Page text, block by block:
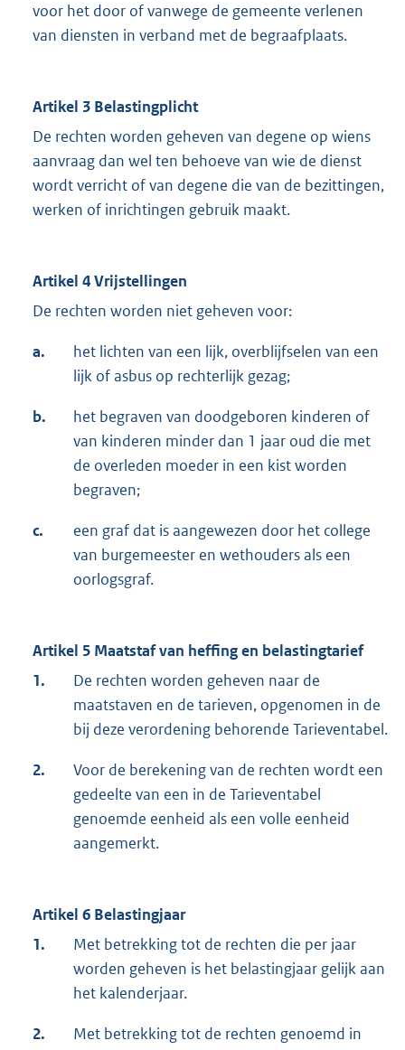
voor het door of vanwege de gemeente verlenen
van diensten in verband met de begraafplaats.
Artikel 3 Belastingplicht
De rechten worden geheven van degene op wiens
aanvraag dan wel ten behoeve van wie de dienst
wordt verricht of van degene die van de bezittingen,
werken of inrichtingen gebruik maakt.
Artikel 4 Vrijstellingen
De rechten worden niet geheven voor:
a.
het lichten van een lijk, overblijfselen van een
lijk of asbus op rechterlijk gezag;
b.
het begraven van doodgeboren kinderen of
van kinderen minder dan 1 jaar oud die met
de overleden moeder in een kist worden
begraven;
c.
een graf dat is aangewezen door het college
van burgemeester en wethouders als een
oorlogsgraf.
Artikel 5 Maatstaf van heffing en belastingtarief
1.
De rechten worden geheven naar de
maatstaven en de tarieven, opgenomen in de
bij deze verordening behorende Tarieventabel.
2.
Voor de berekening van de rechten wordt een
gedeelte van een in de Tarieventabel
genoemde eenheid als een volle eenheid
aangemerkt.
Artikel 6 Belastingjaar
1.
Met betrekking tot de rechten die per jaar
worden geheven is het belastingjaar gelijk aan
het kalenderjaar.
2.
Met betrekking tot de rechten genoemd in